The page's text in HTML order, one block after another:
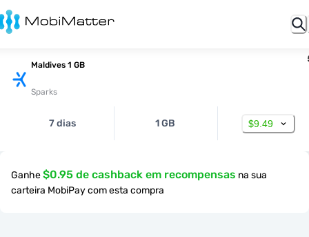
Maldives 1 GB
Sparks
7 dias 1 GB $9.49
Ganhe$0.95 de cashback em recompensas na sua
carteira MobiPay com esta compra